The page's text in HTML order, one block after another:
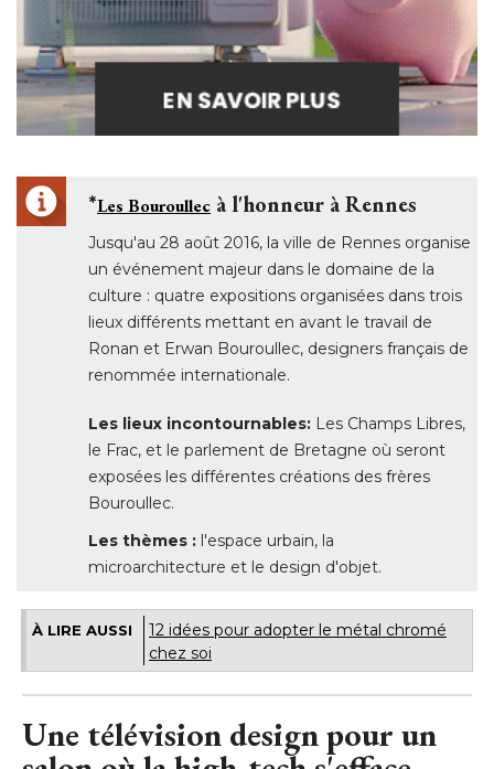
*Les Bouroullec à l'honneur à Rennes
Jusqu'au 28 août 2016, la ville de Rennes organise
un événement majeur dans le domaine de la
culture : quatre expositions organisées dans trois
lieux différents mettant en avant le travail de
Ronan et Erwan Bouroullec, designers français de
renommée internationale.
Les lieux incontournables: Les Champs Libres,
le Frac, et le parlement de Bretagne où seront
exposées les différentes créations des frères
Bouroullec.
Les thèmes : l'espace urbain, la
microarchitecture et le design d'objet.
À LIRE AUSSI
12 idées pour adopter le métal chromé
chez soi
Une télévision design pour un